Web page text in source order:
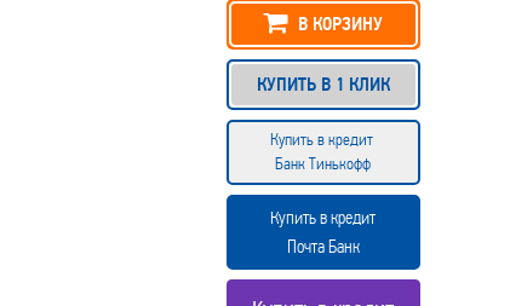
В КОРЗИНУ
КУПИТЬ В 1 КЛИК
Купить в кредит
Банк Тинькофф
Купить в кредит
Почта Банк